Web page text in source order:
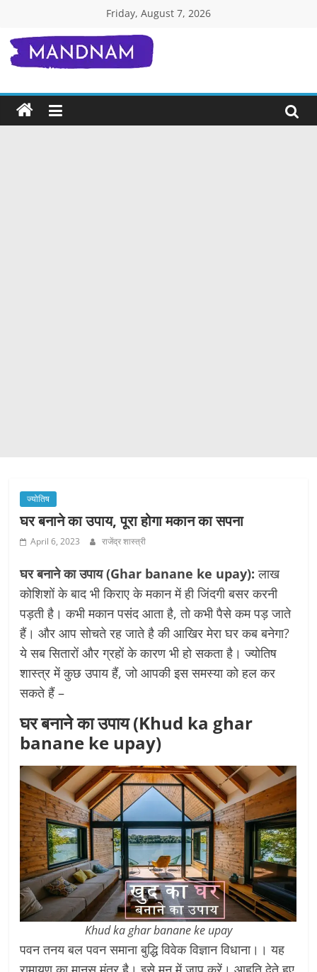
content
Friday, August 7, 2026
Mandnam.com
जाने
एक-
ज्योतिष
घर बनाने का उपाय, पूरा होगा मकान का सपना
April 6, 2023 राजेंद्र शास्त्री
घर बनाने का उपाय (Ghar banane ke upay): लाख
कोशिशों के बाद भी किराए के मकान में ही जिंदगी बसर करनी
पड़ती है। कभी मकान पसंद आता है, तो कभी पैसे कम पड़ जाते
हैं। और आप सोचते रह जाते है की आखिर मेरा घर कब बनेगा?
ये सब सितारों और ग्रहों के कारण भी हो सकता है। ज्योतिष
शास्त्र में कुछ उपाय हैं, जो आपकी इस समस्या को हल कर
सकते हैं –
घर बनाने का उपाय (Khud ka ghar
banane ke upay)
Khud ka ghar banane ke upay
पवन तनय बल पवन समाना बुद्धि विवेक विज्ञान विधाना।। यह